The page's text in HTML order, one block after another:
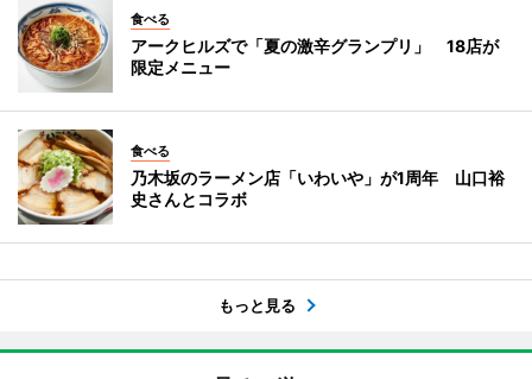
食べる
アークヒルズで「夏の激辛グランプリ」 18店が
限定メニュー
食べる
乃木坂のラーメン店「いわいや」が1周年 山口裕
史さんとコラボ
もっと見る